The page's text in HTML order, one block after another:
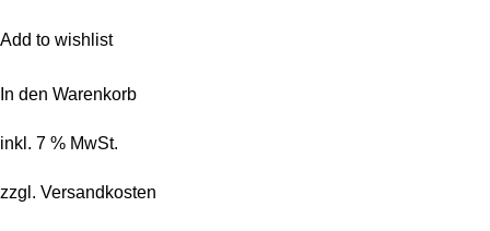
Add to wishlist
In den Warenkorb
inkl. 7 % MwSt.
zzgl. Versandkosten